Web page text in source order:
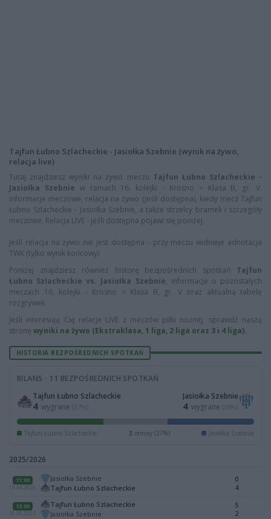
Tajfun Łubno Szlacheckie - Jasiołka Szebnie (wynik na żywo,
relacja live)
Tutaj znajdziesz wyniki na żywo meczu Tajfun Łubno Szlacheckie -
Jasiołka Szebnie w ramach 16. kolejki - Krosno > Klasa B, gr. V.
Informacje meczowe, relacja na żywo (jeśli dostępna), kiedy mecz Tajfun
Łubno Szlacheckie - Jasiołka Szebnie, a także strzelcy bramek i szczegóły
meczowe. Relacja LIVE - jeśli dostępna pojawi się poniżej.
Jeśli relacja na żywo nie jest dostępna - przy meczu widnieje adnotacja
TWK (tylko wynik końcowy)
Poniżej znajdziesz również historę bezpośrednich spotkań Tajfun
Łubno Szlacheckie vs. Jasiołka Szebnie, informacje o pozostałych
meczach 16. kolejki - Krosno > Klasa B, gr. V oraz aktualną tabelę
rozgrywek.
Jeśli interesują Cię relacje LIVE z meczów piłki nożnej, sprawdź naszą
stronę wyniki na żywo (Ekstraklasa, 1 liga, 2 liga oraz 3 i 4 liga).
HISTORIA BEZPOŚREDNICH SPOTKAŃ
BILANS · 11 BEZPOŚREDNICH SPOTKAŃ
Tajfun Łubno Szlacheckie
4 wygrane (37%)
Jasiołka Szebnie
4 wygrane (36%)
Tajfun Łubno Szlacheckie 3 remisy (27%) Jasiołka Szebnie
2025/2026
11:00
19.04.2026
Jasiołka Szebnie
Tajfun Łubno Szlacheckie
0
4
13:00
Tajfun Łubno Szlacheckie
Jasiołka Szebnie
5
2